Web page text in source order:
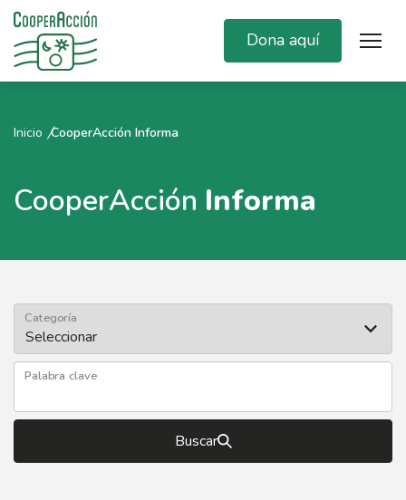
Dona aquí
Inicio CooperAcción Informa
CooperAcción Informa
Categoría
Palabra clave
Buscar